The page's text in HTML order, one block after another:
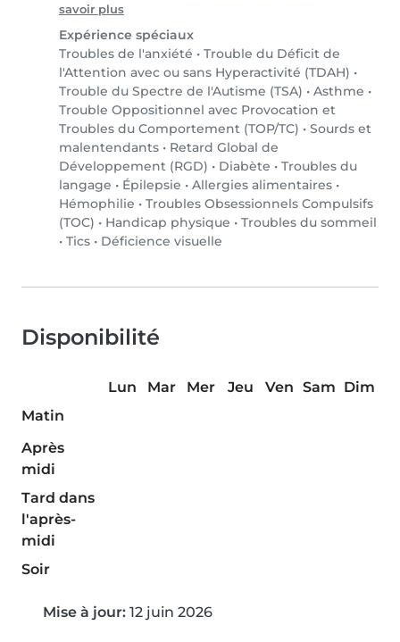
savoir plus
Expérience spéciaux
Troubles de l'anxiété • Trouble du Déficit de
l'Attention avec ou sans Hyperactivité (TDAH) •
Trouble du Spectre de l'Autisme (TSA) • Asthme •
Trouble Oppositionnel avec Provocation et
Troubles du Comportement (TOP/TC) • Sourds et
malentendants • Retard Global de
Développement (RGD) • Diabète • Troubles du
langage • Épilepsie • Allergies alimentaires •
Hémophilie • Troubles Obsessionnels Compulsifs
(TOC) • Handicap physique • Troubles du sommeil
• Tics • Déficience visuelle
Disponibilité
Lun Mar Mer Jeu Ven Sam Dim
Matin
Après
midi
Tard dans
l'après-
midi
Soir
Mise à jour: 12 juin 2026